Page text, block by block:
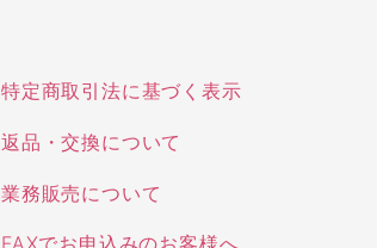
特定商取引法に基づく表示
返品・交換について
業務販売について